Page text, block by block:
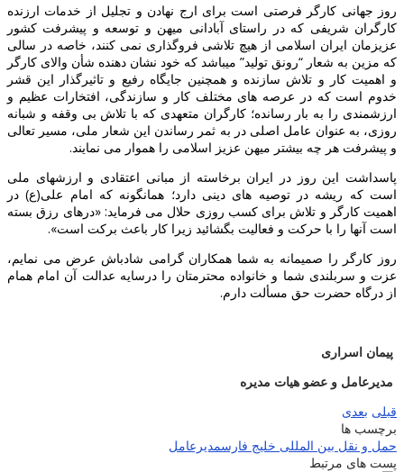
روز جهانی کارگر فرصتی است برای ارج نهادن و تجلیل از خدمات ارزنده
کارگران شریفی که در راستای آبادانی میهن و توسعه و پیشرفت کشور
عزیزمان ایران اسلامی از هیچ تلاشی فروگذاری نمی کنند، خاصه در سالی
که مزین به شعار “رونق تولید” میباشد که خود نشان دهنده شأن والای کارگر
و اهمیت کار و تلاش سازنده و همچنین جایگاه رفیع و تاثیرگذار این قشر
خدوم است که در عرصه های مختلف کار و سازندگی، افتخارات عظیم و
ارزشمندی را به بار رسانده؛ کارگران متعهدی که با تلاش بی وقفه و شبانه
روزی، به عنوان عامل اصلی در به ثمر رساندن این شعار ملی، مسیر تعالی
و پیشرفت هر چه بیشتر میهن عزیز اسلامی را هموار می نمایند.
پاسداشت این روز در ایران برخاسته از مبانی اعتقادی و ارزشهای ملی
است که ریشه در توصیه های دینی دارد؛ همانگونه که امام علی(ع) در
اهمیت کارگر و تلاش برای کسب روزی حلال می فرماید: «درهای رزق بسته
است آنها را با حرکت و فعالیت بگشائید زیرا کار باعث برکت است».
روز کارگر را صمیمانه به شما همکاران گرامی شادباش عرض می نمایم،
عزت و سربلندی شما و خانواده محترمتان را درسایه عدالت آن امام همام
از درگاه حضرت حق مسألت دارم.
پیمان اسراری
مدیرعامل و عضو هیات مدیره
قبلی بعدی
برچسب ها
حمل و نقل بین المللی خلیج فارسمدیرعامل
پست های مرتبط